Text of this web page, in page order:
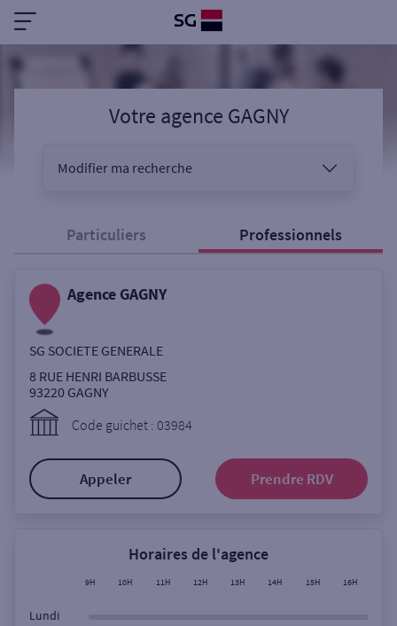
Votre agence GAGNY
Modifier ma recherche
Sélectionnez votre recherche
Ouverte le samedi
ou
Particuliers Professionnels
Agence GAGNY
SG SOCIETE GENERALE
8 RUE HENRI BARBUSSE
93220 GAGNY
Code guichet : 03984
Appeler Prendre RDV
Horaires de l'agence
9H 10H 11H 12H 13H 14H 15H 16H
Lundi